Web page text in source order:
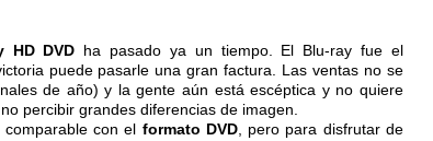
HD DVD ha pasado ya un tiempo. El Blu-ray fue el
puede pasarle una gran factura. Las ventas no se
de año) y la gente aún está escéptica y no quiere
percibir grandes diferencias de imagen.
comparable con el formato DVD, pero para disfrutar de